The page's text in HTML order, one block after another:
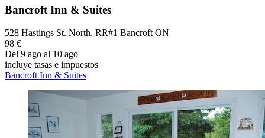
Bancroft Inn & Suites
528 Hastings St. North, RR#1 Bancroft ON
98 €
Del 9 ago al 10 ago
incluye tasas e impuestos
Bancroft Inn & Suites